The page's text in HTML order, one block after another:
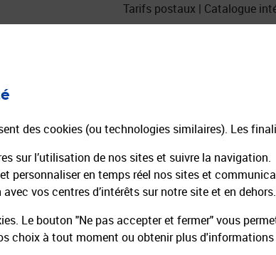
des cookies (ou technologies similaires). Les
sur l’utilisation de nos sites et suivre la navigation.
personnaliser en temps réel nos sites et
vos centres d’intérêts sur notre site et en dehors.
Le bouton "Ne pas accepter et fermer" vous
choix à tout moment ou obtenir plus d'informations
Tarifs postaux | Catalogue
Grille de tarifs Courrier